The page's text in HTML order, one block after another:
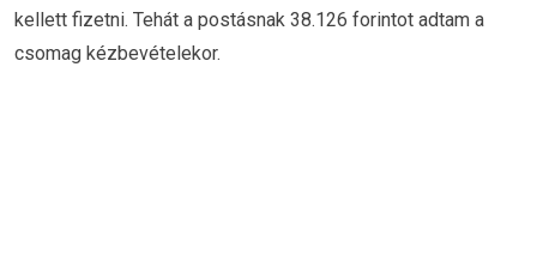
kellett fizetni. Tehát a postásnak 38.126 forintot adtam a
csomag kézbevételekor.